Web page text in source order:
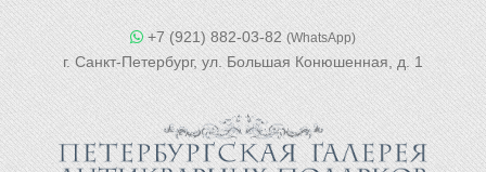
+7 (921) 882-03-82 (WhatsApp)
г. Санкт-Петербург, ул. Большая Конюшенная, д. 1